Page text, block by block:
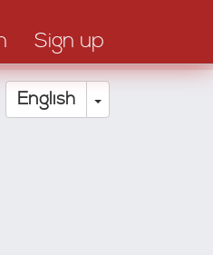
Sign up
English Toggle